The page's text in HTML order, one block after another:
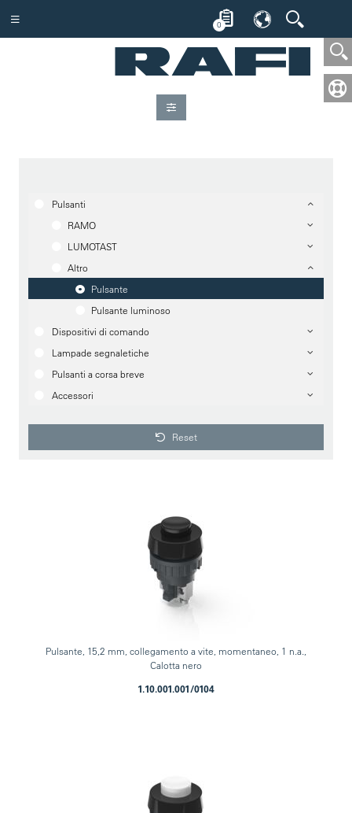
0
Pulsanti
RAMO
LUMOTAST
Altro
Pulsante
Pulsante luminoso
Dispositivi di comando
Lampade segnaletiche
Pulsanti a corsa breve
Accessori
Reset
Pulsante, 15,2 mm, collegamento a vite, momentaneo, 1 n.a.,
Calotta nero
1.10.001.001/0104